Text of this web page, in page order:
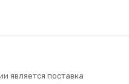
является поставка